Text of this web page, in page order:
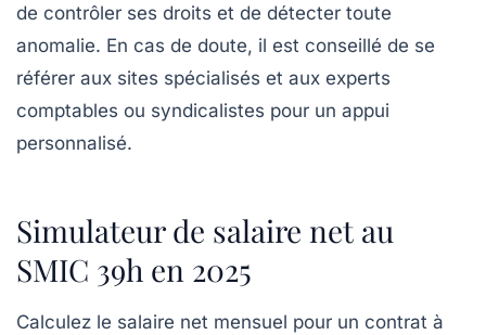
de contrôler ses droits et de détecter toute
anomalie. En cas de doute, il est conseillé de se
référer aux sites spécialisés et aux experts
comptables ou syndicalistes pour un appui
personnalisé.
Simulateur de salaire net au
SMIC 39h en 2025
Calculez le salaire net mensuel pour un contrat à